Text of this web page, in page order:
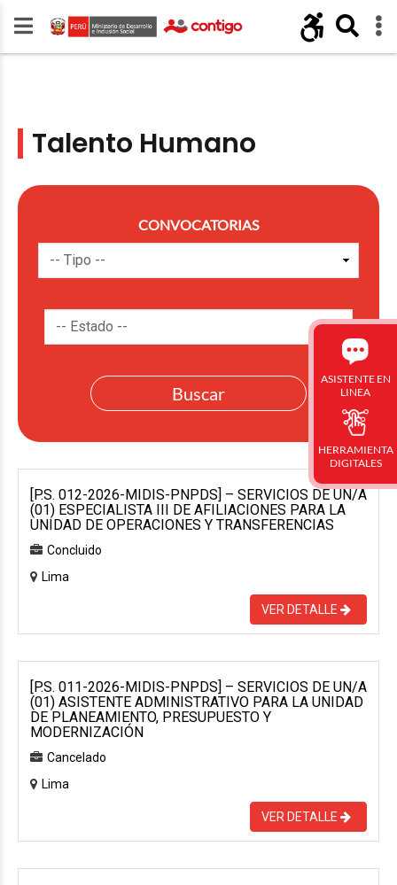
Talento Humano
CONVOCATORIAS
[P.S. 012-2026-MIDIS-PNPDS] – SERVICIOS DE UN/A
(01) ESPECIALISTA III DE AFILIACIONES PARA LA
UNIDAD DE OPERACIONES Y TRANSFERENCIAS
Concluido
Lima
VER DETALLE
[P.S. 011-2026-MIDIS-PNPDS] – SERVICIOS DE UN/A
(01) ASISTENTE ADMINISTRATIVO PARA LA UNIDAD
DE PLANEAMIENTO, PRESUPUESTO Y
MODERNIZACIÓN
Cancelado
Lima
VER DETALLE
ASISTENTE EN
LINEA
HERRAMIENTA
DIGITALES